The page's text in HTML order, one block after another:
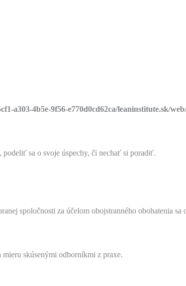
a303-4b5e-9f56-e770d0cd62ca/leaninstitute.sk/
sa o svoje úspechy, či nechať si poradiť.
spoločnosti za účelom obojstranného obohatenia sa
skúsenými odborníkmi z praxe.